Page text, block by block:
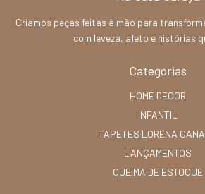
Criamos peças feitas à mão para
com leveza, afeto e histórias
Categorias
HOME DECOR
INFANTIL
TAPETES LORENA
LANÇAMENTOS
QUEIMA DE ESTOQUE